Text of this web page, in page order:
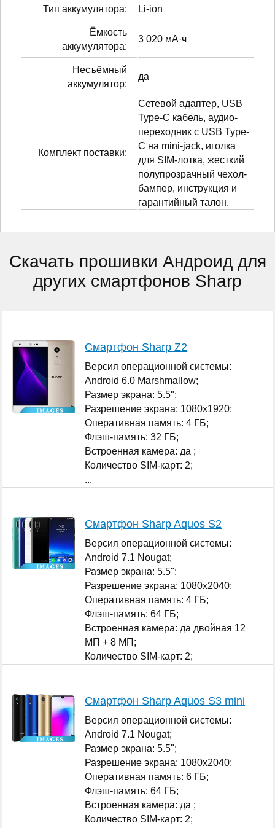
Тип аккумулятора: Li-ion
Ёмкость
аккумулятора:
3 020 мА·ч
Несъёмный
аккумулятор:
да
Комплект поставки:
Сетевой адаптер, USB
Type-C кабель, аудио-
переходник с USB Type-
C на mini-jack, иголка
для SIM-лотка, жесткий
полупрозрачный чехол-
бампер, инструкция и
гарантийный талон.
Скачать прошивки Андроид для
других смартфонов Sharp
Смартфон Sharp Z2
Версия операционной системы:
Android 6.0 Marshmallow;
Размер экрана: 5.5";
Разрешение экрана: 1080x1920;
Оперативная память: 4 ГБ;
Флэш-память: 32 ГБ;
Встроенная камера: да ;
Количество SIM-карт: 2;
...
Смартфон Sharp Aquos S2
Версия операционной системы:
Android 7.1 Nougat;
Размер экрана: 5.5";
Разрешение экрана: 1080x2040;
Оперативная память: 4 ГБ;
Флэш-память: 64 ГБ;
Встроенная камера: да двойная 12
МП + 8 МП;
Количество SIM-карт: 2;
Смартфон Sharp Aquos S3 mini
Версия операционной системы:
Android 7.1 Nougat;
Размер экрана: 5.5";
Разрешение экрана: 1080x2040;
Оперативная память: 6 ГБ;
Флэш-память: 64 ГБ;
Встроенная камера: да ;
Количество SIM-карт: 2;